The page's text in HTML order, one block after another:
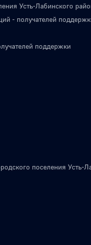
Усть-Лабинского
- получателей
поддержки
поселения Усть-